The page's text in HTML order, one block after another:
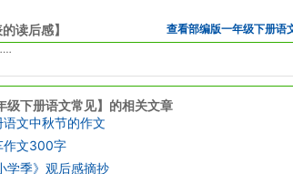
读后感】 查看部编版一年级下册语
级下册语文常见】的相关文章
文中秋节的作文
作文300字
学季》观后感摘抄